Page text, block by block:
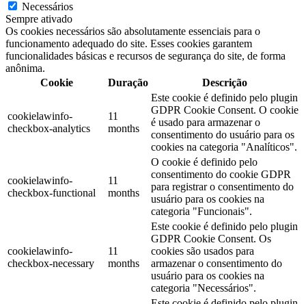
Necessários
Sempre ativado
Os cookies necessários são absolutamente essenciais para o
funcionamento adequado do site. Esses cookies garantem
funcionalidades básicas e recursos de segurança do site, de forma
anônima.
Cookie
Duração Descrição
cookielawinfo-
checkbox-analytics
11
months
Este cookie é definido pelo plugin
GDPR Cookie Consent. O cookie
é usado para armazenar o
consentimento do usuário para os
cookies na categoria "Analíticos".
cookielawinfo-
checkbox-functional
11
months
O cookie é definido pelo
consentimento do cookie GDPR
para registrar o consentimento do
usuário para os cookies na
categoria "Funcionais".
cookielawinfo-
checkbox-necessary
11
months
Este cookie é definido pelo plugin
GDPR Cookie Consent. Os
cookies são usados ​​para
armazenar o consentimento do
usuário para os cookies na
categoria "Necessários".